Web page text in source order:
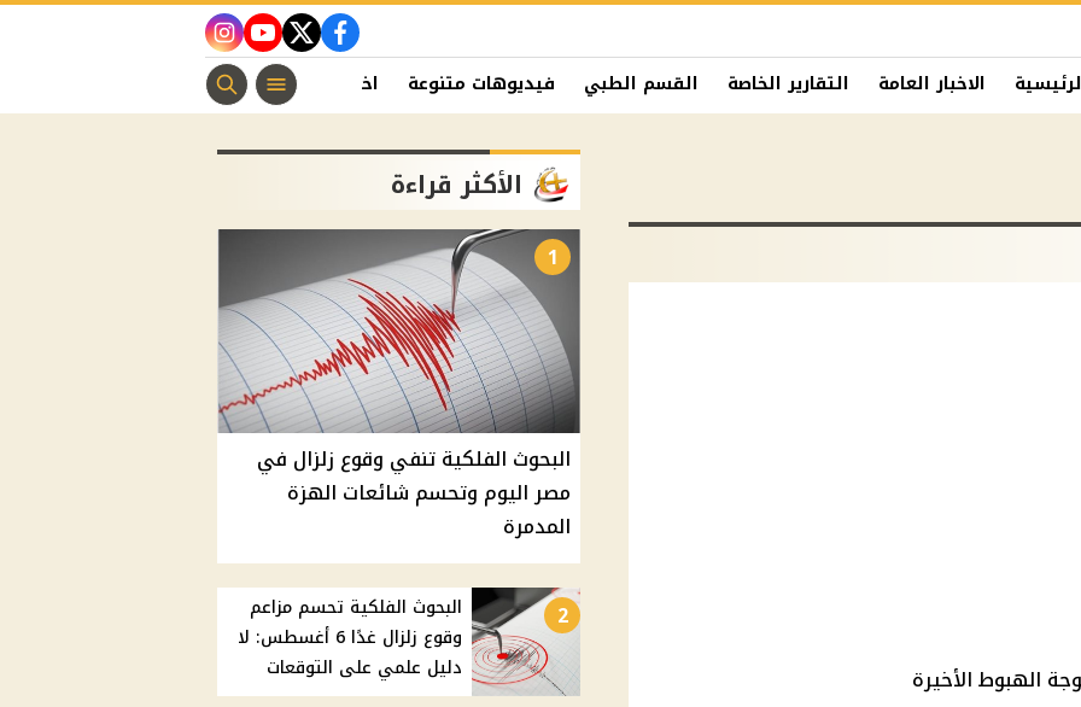
facebook
twitter
youtube
instagram
الاخبار العامة التقارير الخاصة القسم الطبي فيديوهات متنوعة اخبار الفن منوعات مسيحية
الهبوط الأخيرة
الأكثر قراءة
1
البحوث الفلكية تنفي وقوع زلزال في
مصر اليوم وتحسم شائعات الهزة
المدمرة
2
البحوث الفلكية تحسم مزاعم
وقوع زلزال غدًا 6 أغسطس: لا
دليل علمي على التوقعات